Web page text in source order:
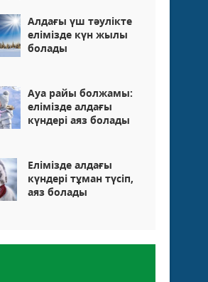
Алдағы үш тәулікте
елімізде күн жылы
болады
Ауа райы болжамы:
елімізде алдағы
күндері аяз болады
Елімізде алдағы
күндері тұман түсіп,
аяз болады